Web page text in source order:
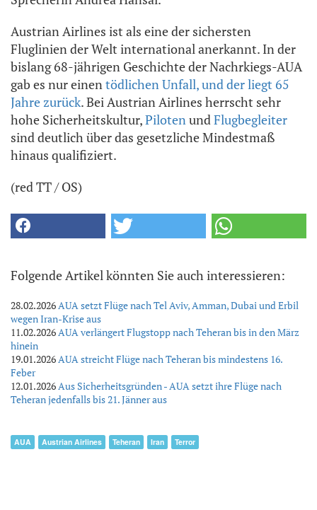
Austrian Airlines ist als eine der sichersten
Fluglinien der Welt international anerkannt. In der
bislang 68-jährigen Geschichte der Nachrkiegs-AUA
gab es nur einentödlichen Unfall, und der liegt 65
Jahre zurück. Bei Austrian Airlines herrscht sehr
hohe Sicherheitskultur,PilotenundFlugbegleiter
sind deutlich über das gesetzliche Mindestmaß
hinaus qualifiziert.
(red TT / OS)
Folgende Artikel könnten Sie auch interessieren:
28.02.2026AUA setzt Flüge nach Tel Aviv, Amman, Dubai und Erbil
wegen Iran-Krise aus
11.02.2026AUA verlängert Flugstopp nach Teheran bis in den März
hinein
19.01.2026AUA streicht Flüge nach Teheran bis mindestens 16.
Feber
12.01.2026Aus Sicherheitsgründen - AUA setzt ihre Flüge nach
Teheran jedenfalls bis 21. Jänner aus
AUA Austrian Airlines Teheran Iran Terror